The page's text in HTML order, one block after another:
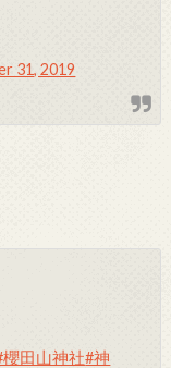
31, 2019
櫻田山神社#神